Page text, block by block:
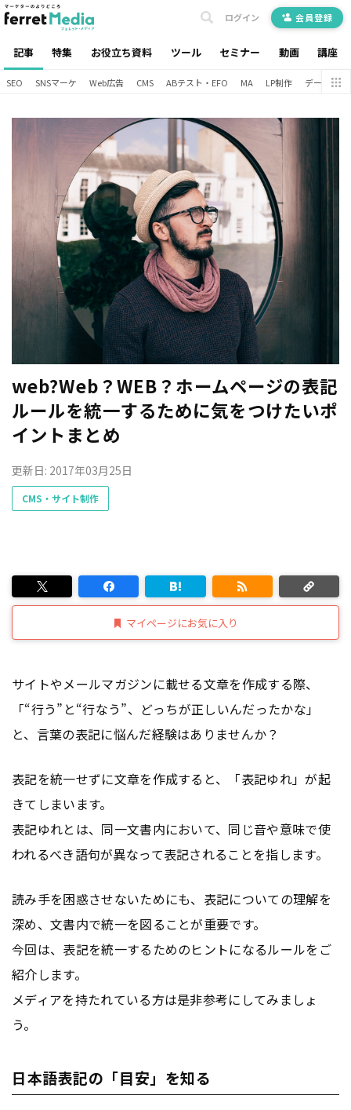
記事 特集 お役立ち資料 ツール セミナー 動画 講座
ログイン 会員登録
SEO SNSマーケ Web広告 CMS ABテスト・EFO MA LP制作 データ分析
web?Web？WEB？ホームページの表記
ルールを統一するために気をつけたいポ
イントまとめ
更新日: 2017年03月25日
CMS・サイト制作
マイページにお気に入り
サイトやメールマガジンに載せる文章を作成する際、
「“行う”と“行なう”、どっちが正しいんだったかな」
と、言葉の表記に悩んだ経験はありませんか？
表記を統一せずに文章を作成すると、「表記ゆれ」が起
きてしまいます。
表記ゆれとは、同一文書内において、同じ音や意味で使
われるべき語句が異なって表記されることを指します。
読み手を困惑させないためにも、表記についての理解を
深め、文書内で統一を図ることが重要です。
今回は、表記を統一するためのヒントになるルールをご
紹介します。
メディアを持たれている方は是非参考にしてみましょ
う。
日本語表記の「目安」を知る